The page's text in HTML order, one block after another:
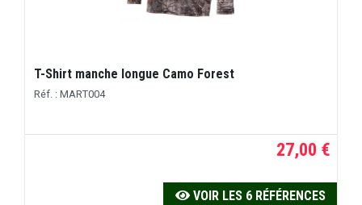
T-Shirt manche longue Camo Forest
Réf. : MART004
27,00 €
VOIR LES 6 RÉFÉRENCES